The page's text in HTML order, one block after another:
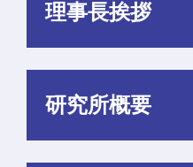
理事長挨拶
研究所概要